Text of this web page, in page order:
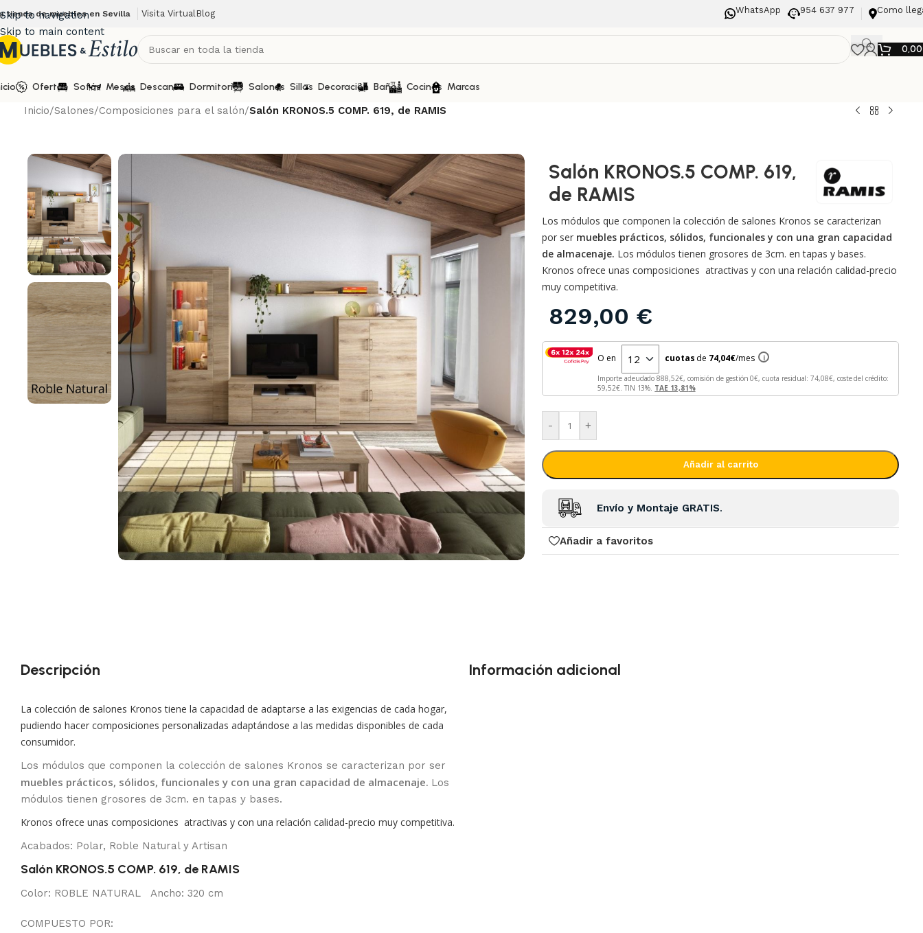
Skip to navigation
Skip to main content
tienda de muebles en Sevilla Visita VirtualBlog WhatsApp 954 637 977 Como
Ofertas Sofás Mesas Descanso Dormitorios Salones Sillas Decoración Baños Cocinas Marcas
Inicio/Salones/Composiciones para el salón/Salón KRONOS.5 COMP. 619, de RAMIS
Salón KRONOS.5 COMP. 619,
de RAMIS
Los módulos que componen la colección de salones Kronos se caracterizan
por ser muebles prácticos, sólidos, funcionales y con una gran capacidad
de almacenaje. Los módulos tienen grosores de 3cm. en tapas y bases.
Kronos ofrece unas composiciones atractivas y con una relación calidad-precio
muy competitiva.
829,00 €
O en cuotas de 74,04€/mes i
Importe adeudado888,52 €, comisión de gestión0 €, cuota residual:74,08
€, coste del crédito:
59,52€. TIN 13%. TAE 13,81%
- +
Añadir al carrito
Envío y Montaje GRATIS.
Añadir a favoritos
Descripción
La colección de salones Kronos tiene la capacidad de adaptarse a las exigencias de cada hogar,
pudiendo hacer composiciones personalizadas adaptándose a las medidas disponibles de cada
consumidor.
Los módulos que componen la colección de salones Kronos se caracterizan por ser
muebles prácticos, sólidos, funcionales y con una gran capacidad de almacenaje. Los
módulos tienen grosores de 3cm. en tapas y bases.
Kronos ofrece unas composiciones atractivas y con una relación calidad-precio muy competitiva.
Acabados: Polar, Roble Natural y Artisan
Salón KRONOS.5 COMP. 619, de RAMIS
Color: ROBLE NATURAL Ancho: 320 cm
COMPUESTO POR:
Información adicional